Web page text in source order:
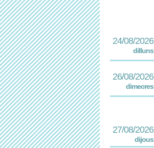
24/08/2026
dilluns
26/08/2026
dimecres
27/08/2026
dijous